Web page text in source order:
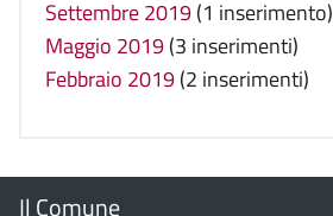
Settembre 2019(1 inserimento)
Maggio 2019(3 inserimenti)
Febbraio 2019(2 inserimenti)
Il Comune